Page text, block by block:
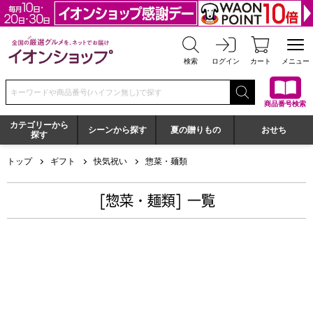
全国の厳選グルメを、ネットでお届け イオンショップ
検索 ログイン カート メニュー
検索キーワードまたは商品番号を入力してください
商品番号検索
カテゴリーから
探す
シーンから探す 夏の贈りもの おせち
トップ ギフト 快気祝い 惣菜・麺類
[惣菜・麺類] 一覧